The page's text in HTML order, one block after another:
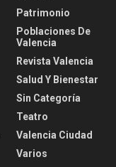
Patrimonio
Poblaciones De
Valencia
Revista Valencia
Salud Y Bienestar
Sin Categoría
Teatro
Valencia Ciudad
Varios